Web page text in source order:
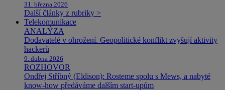
31. března 2026
Další články z rubriky >
Telekomunikace
ANALÝZA
Dodavatelé v ohrožení. Geopolitické konflikt zvyšují aktivity
hackerů
9. dubna 2026
ROZHOVOR
Ondřej Stříbný (Eldison): Rosteme spolu s Mews, a nabyté
know-how předáváme dalším start-upům